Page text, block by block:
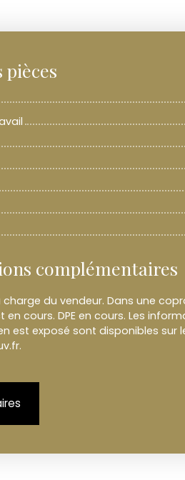
pièces
complémentaires
charge du vendeur. Dans une
cours. DPE en cours. Les
est exposé sont disponibles sur